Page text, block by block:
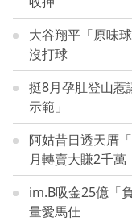
大谷翔平「原味
沒打球
挺8月孕肚登山
示範」
阿姑昔日透天厝
月轉賣大賺2千萬
im.B吸金25億「
量愛馬仕